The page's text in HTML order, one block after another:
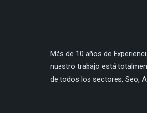
Más de 10 años de
nuestro trabajo está
de todos los sectores, Seo,